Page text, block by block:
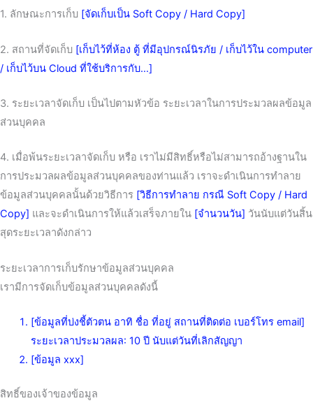
1. ลักษณะการเก็บ [จัดเก็บเป็น Soft Copy / Hard Copy]
2. สถานที่จัดเก็บ [เก็บไว้ที่ห้อง ตู้ ที่มีอุปกรณ์นิรภัย / เก็บไว้ใน computer
/ เก็บไว้บน Cloud ที่ใช้บริการกับ…]
3. ระยะเวลาจัดเก็บ เป็นไปตามหัวข้อ ระยะเวลาในการประมวลผลข้อมูล
ส่วนบุคคล
4. เมื่อพ้นระยะเวลาจัดเก็บ หรือ เราไม่มีสิทธิ์หรือไม่สามารถอ้างฐานใน
การประมวลผลข้อมูลส่วนบุคคลของท่านแล้ว เราจะดำเนินการทำลาย
ข้อมูลส่วนบุคคลนั้นด้วยวิธีการ [วิธีการทำลาย กรณี Soft Copy / Hard
Copy] และจะดำเนินการให้แล้วเสร็จภายใน [จำนวนวัน] วันนับแต่วันสิ้น
สุดระยะเวลาดังกล่าว
ระยะเวลาการเก็บรักษาข้อมูลส่วนบุคคล
เรามีการจัดเก็บข้อมูลส่วนบุคคลดังนี้
[ข้อมูลที่บ่งชี้ตัวตน อาทิ ชื่อ ที่อยู่ สถานที่ติดต่อ เบอร์โทร email]
ระยะเวลาประมวลผล: 10 ปี นับแต่วันที่เลิกสัญญา
[ข้อมูล xxx]
สิทธิ์ของเจ้าของข้อมูล